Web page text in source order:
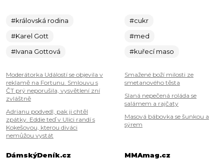
#královská rodina
#Karel Gott
#Ivana Gottová
Moderátorka Událostí se objevila v
reklamě na Fortunu. Smlouvu s
ČT prý neporušila, vysvětlení zní
zvláštně
Adrianu podvedl, pak ji chtěl
zpátky. Eddie teď v Ulici randí s
Kokešovou, kterou diváci
nemůžou vystát
#cukr
#med
#kuřecí maso
Smažené boží milosti ze
smetanového těsta
Slaná nepečená roláda se
salámem a rajčaty
Masová bábovka se šunkou a
sýrem
DámskýDeník.cz
MMAmag.cz